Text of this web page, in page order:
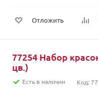
Отложить
77254 Набор
цв.)
Есть в наличии Код: